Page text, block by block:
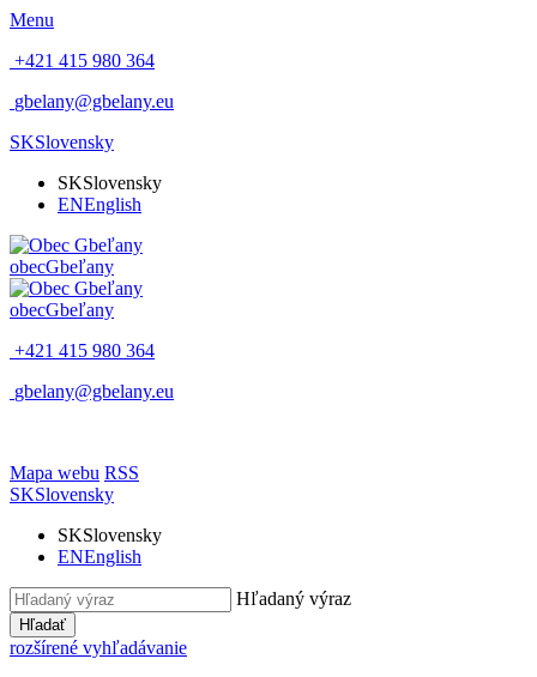
Menu
+421 415 980 364
gbelany@gbelany.eu
SKSlovensky
SKSlovensky
ENEnglish
obecGbeľany
obecGbeľany
+421 415 980 364
gbelany@gbelany.eu
Mapa webu RSS
SKSlovensky
SKSlovensky
ENEnglish
Hľadaný výraz
Hľadať
rozšírené vyhľadávanie